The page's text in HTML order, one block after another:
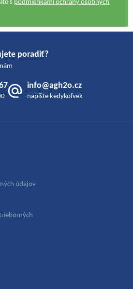
s podmienkami ochrany osobných
poradiť?
info@agh2o.cz
napíšte kedykoľvek
údajov